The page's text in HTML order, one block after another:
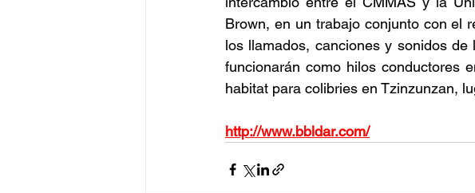
Brown, en un trabajo conjunto con el
los llamados, canciones y sonidos
funcionarán como hilos conductores
habitat para colibries en Tzinzunzan,
http://www.bbldar.com/